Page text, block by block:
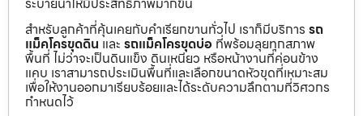
สำหรับลูกค้าที่คุ้นเคยกับคำเรียกขานทั่วไป เราก็มีบริการ รถ
แม็คโครขุดดิน และ รถแม็คโครขุดบ่อ ที่พร้อมลุยทุกสภาพ
พื้นที่ ไม่ว่าจะเป็นดินแข็ง ดินเหนียว หรือหน้างานที่ค่อนข้าง
แคบ เราสามารถประเมินพื้นที่และเลือกขนาดหัวขุดที่เหมาะสม
เพื่อให้งานออกมาเรียบร้อยและได้ระดับความลึกตามที่วิศวกร
กำหนดไว้